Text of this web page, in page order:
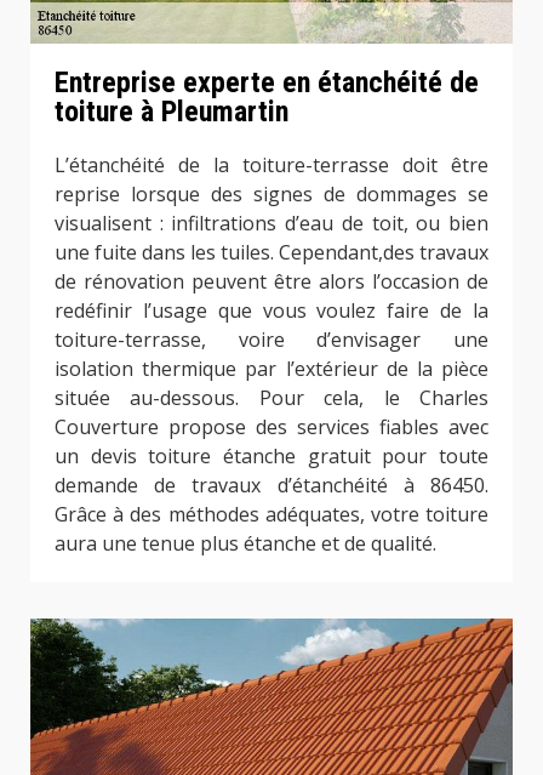
Entreprise experte en étanchéité de
toiture à Pleumartin
L’étanchéité de la toiture-terrasse doit être
reprise lorsque des signes de dommages se
visualisent : infiltrations d’eau de toit, ou bien
une fuite dans les tuiles. Cependant,des travaux
de rénovation peuvent être alors l’occasion de
redéfinir l’usage que vous voulez faire de la
toiture-terrasse, voire d’envisager une
isolation thermique par l’extérieur de la pièce
située au-dessous. Pour cela, le Charles
Couverture propose des services fiables avec
un devis toiture étanche gratuit pour toute
demande de travaux d’étanchéité à 86450.
Grâce à des méthodes adéquates, votre toiture
aura une tenue plus étanche et de qualité.